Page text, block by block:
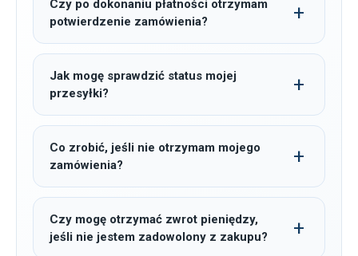
Czy po dokonaniu płatności otrzymam
potwierdzenie zamówienia?
Jak mogę sprawdzić status mojej
przesyłki?
Co zrobić, jeśli nie otrzymam mojego
zamówienia?
Czy mogę otrzymać zwrot pieniędzy,
jeśli nie jestem zadowolony z zakupu?